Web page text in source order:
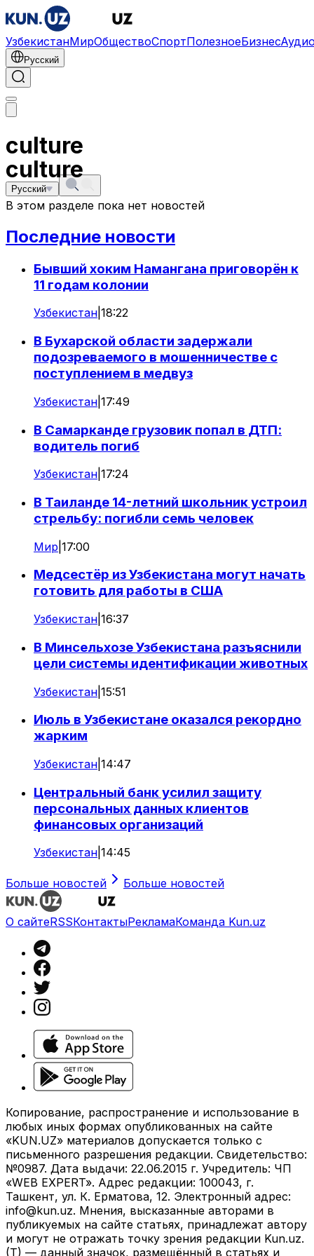
УзбекистанМирОбществоСпортПолезноеБизнес
Русский
culture
Русский
culture
В этом разделе пока нет новостей
Последние новости
Бывший хоким Намангана приговорён к
11 годам колонии
Узбекистан 18:22
В Бухарской области задержали
подозреваемого в мошенничестве с
поступлением в медвуз
Узбекистан 17:49
В Самарканде грузовик попал в ДТП:
водитель погиб
Узбекистан 17:24
В Таиланде 14-летний школьник устроил
стрельбу: погибли семь человек
Мир 17:00
Медсестёр из Узбекистана могут начать
готовить для работы в США
Узбекистан 16:37
В Минсельхозе Узбекистана разъяснили
цели системы идентификации животных
Узбекистан 15:51
Июль в Узбекистане оказался рекордно
жарким
Узбекистан 14:47
Центральный банк усилил защиту
персональных данных клиентов
финансовых организаций
Узбекистан 14:45
Больше новостей Больше новостей
О сайтеRSSКонтактыРекламаКоманда Kun.uz
Копирование, распространение и использование в
любых иных формах опубликованных на сайте
«KUN.UZ» материалов допускается только с
письменного разрешения редакции. Свидетельство:
№0987. Дата выдачи: 22.06.2015 г. Учредитель: ЧП
«WEB EXPERT». Адрес редакции: 100043, г.
Ташкент, ул. К. Ерматова, 12. Электронный адрес:
info@kun.uz. Мнения, высказанные авторами в
публикуемых на сайте статьях, принадлежат автору
и могут не отражать точку зрения редакции Kun.uz.
(T) — данный значок, размещённый в статьях и